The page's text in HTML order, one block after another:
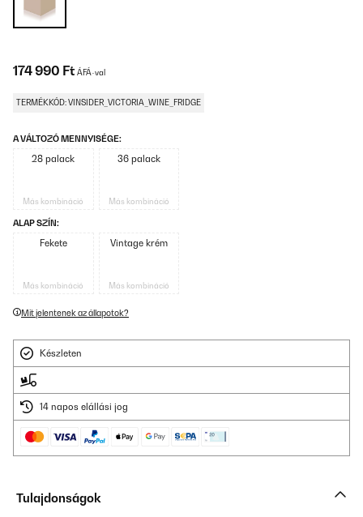
174 990 Ft ÁFÁ-val
TERMÉKKÓD: VINSIDER_VICTORIA_WINE_FRIDGE
A VÁLTOZÓ MENNYISÉGE:
28 palack
Más kombináció
36 palack
Más kombináció
ALAP SZÍN:
Fekete
Más kombináció
Vintage krém
Más kombináció
Mit jelentenek az állapotok?
Készleten
14 napos elállási jog
Tulajdonságok